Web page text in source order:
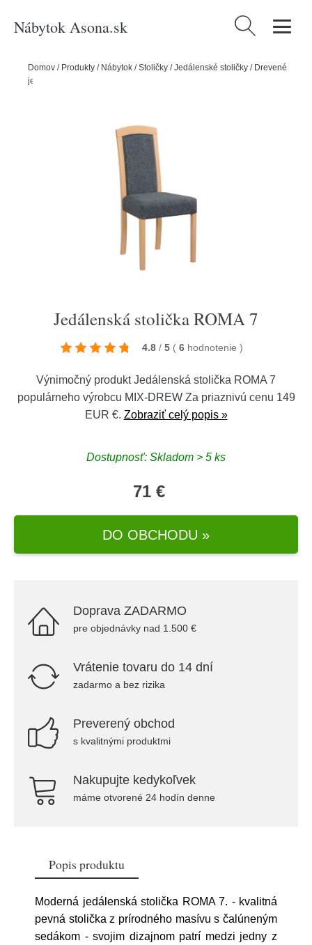
Nábytok Asona.sk Hľadať:
Domov / Produkty / Nábytok /Stoličky /Jedálenské stoličky / Drevené
jedálenské stoličky
Jedálenská stolička ROMA 7
4.8 / 5 ( 6 hodnotenie )
Výnimočný produkt Jedálenská stolička ROMA 7
populárneho výrobcu MIX-DREWZa priaznivú cenu 149
EUR €. Zobraziť celý popis »
Dostupnosť: Skladom > 5 ks
71 €
DO OBCHODU »
Doprava ZADARMO
pre objednávky nad 1.500 €
Vrátenie tovaru do 14 dní
zadarmo a bez rizika
Preverený obchod
s kvalitnými produktmi
Nakupujte kedykoľvek
máme otvorené 24 hodín denne
Popis produktu
Moderná jedálenská stolička ROMA 7. - kvalitná
pevná stolička z prírodného masívu s čalúneným
sedákom - svojim dizajnom patrí medzi jedny z